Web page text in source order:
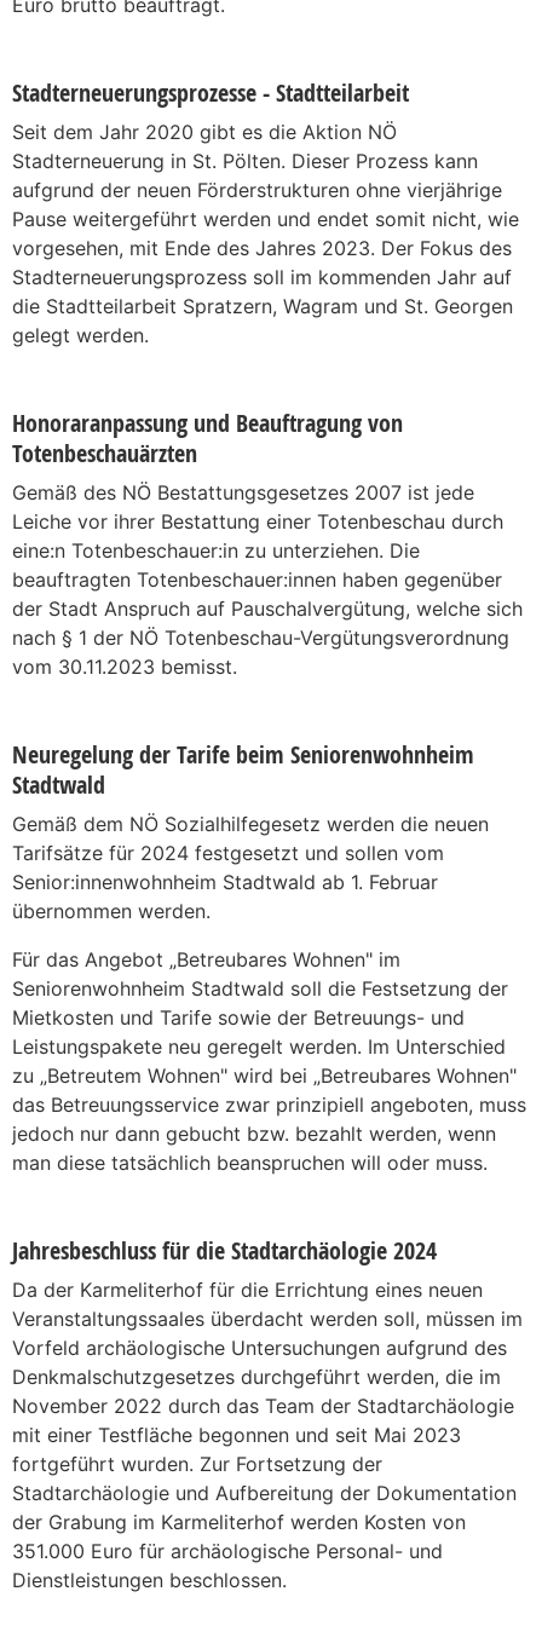
Stadterneuerungsprozesse - Stadtteilarbeit
Seit dem Jahr 2020 gibt es die Aktion NÖ
Stadterneuerung in St. Pölten. Dieser Prozess kann
aufgrund der neuen Förderstrukturen ohne vierjährige
Pause weitergeführt werden und endet somit nicht, wie
vorgesehen, mit Ende des Jahres 2023. Der Fokus des
Stadterneuerungsprozess soll im kommenden Jahr auf
die Stadtteilarbeit Spratzern, Wagram und St. Georgen
gelegt werden.
Honoraranpassung und Beauftragung von
Totenbeschauärzten
Gemäß des NÖ Bestattungsgesetzes 2007 ist jede
Leiche vor ihrer Bestattung einer Totenbeschau durch
eine:n Totenbeschauer:in zu unterziehen. Die
beauftragten Totenbeschauer:innen haben gegenüber
der Stadt Anspruch auf Pauschalvergütung, welche sich
nach § 1 der NÖ Totenbeschau-Vergütungsverordnung
vom 30.11.2023 bemisst.
Neuregelung der Tarife beim Seniorenwohnheim
Stadtwald
Gemäß dem NÖ Sozialhilfegesetz werden die neuen
Tarifsätze für 2024 festgesetzt und sollen vom
Senior:innenwohnheim Stadtwald ab 1. Februar
übernommen werden.
Für das Angebot „Betreubares Wohnen" im
Seniorenwohnheim Stadtwald soll die Festsetzung der
Mietkosten und Tarife sowie der Betreuungs- und
Leistungspakete neu geregelt werden. Im Unterschied
zu „Betreutem Wohnen" wird bei „Betreubares Wohnen"
das Betreuungsservice zwar prinzipiell angeboten, muss
jedoch nur dann gebucht bzw. bezahlt werden, wenn
man diese tatsächlich beanspruchen will oder muss.
Jahresbeschluss für die Stadtarchäologie 2024
Da der Karmeliterhof für die Errichtung eines neuen
Veranstaltungssaales überdacht werden soll, müssen im
Vorfeld archäologische Untersuchungen aufgrund des
Denkmalschutzgesetzes durchgeführt werden, die im
November 2022 durch das Team der Stadtarchäologie
mit einer Testfläche begonnen und seit Mai 2023
fortgeführt wurden. Zur Fortsetzung der
Stadtarchäologie und Aufbereitung der Dokumentation
der Grabung im Karmeliterhof werden Kosten von
351.000 Euro für archäologische Personal- und
Dienstleistungen beschlossen.